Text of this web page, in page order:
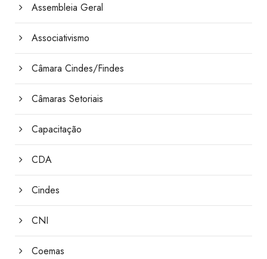
Assembleia Geral
Associativismo
Câmara Cindes/Findes
Câmaras Setoriais
Capacitação
CDA
Cindes
CNI
Coemas